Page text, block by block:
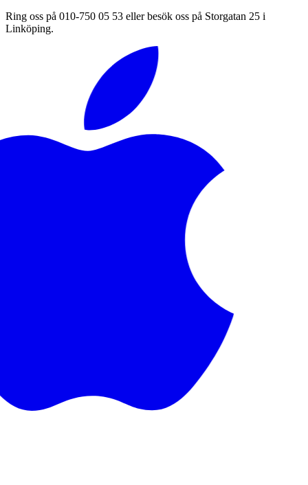
Ring oss på 010-750 05 53 eller besök oss på Storgatan 25 i
Linköping.